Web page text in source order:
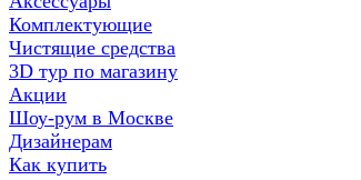
Комплектующие
Чистящие средства
3D тур по магазину
Акции
Шоу-рум в Москве
Дизайнерам
Как купить